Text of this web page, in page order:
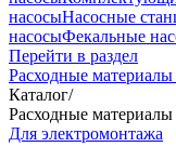
насосыНасосные
насосыФекальные
Перейти в раздел
Расходные материалы
Каталог/
Расходные материалы
Для электромонтажа